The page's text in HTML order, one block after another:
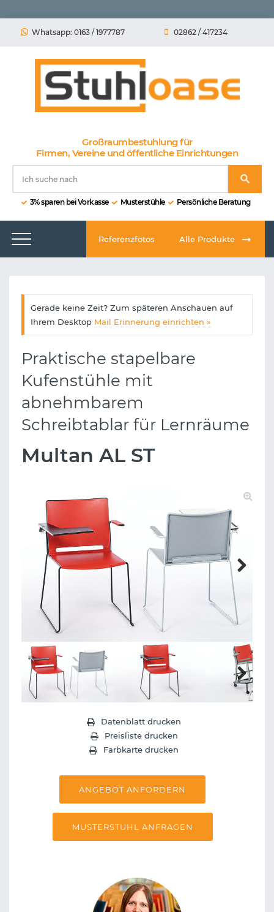
Whatsapp: 0163 / 1977787 02862 / 417234
Großraumbestuhlung für
Firmen, Vereine und öffentliche Einrichtungen
3% sparen bei Vorkasse Musterstühle Persönliche Beratung
Referenzfotos Alle Produkte
Gerade keine Zeit? Zum späteren Anschauen auf
Ihrem Desktop Mail Erinnerung einrichten »
Praktische stapelbare
Kufenstühle mit
abnehmbarem
Schreibtablar für Lernräume
Multan AL ST
Next
Next
Datenblatt drucken
Preisliste drucken
Farbkarte drucken
ANGEBOT ANFORDERN
MUSTERSTUHL ANFRAGEN